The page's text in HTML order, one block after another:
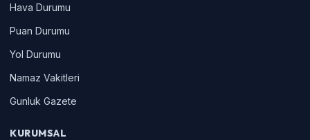
Hava Durumu
Puan Durumu
Yol Durumu
Namaz Vakitleri
Gunluk Gazete
KURUMSAL